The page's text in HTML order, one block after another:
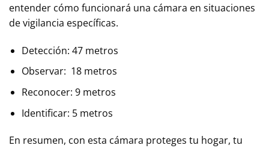
entender cómo funcionará una cámara en situaciones
de vigilancia específicas.
Detección: 47 metros
Observar: 18 metros
Reconocer: 9 metros
Identificar: 5 metros
En resumen, con esta cámara proteges tu hogar, tu